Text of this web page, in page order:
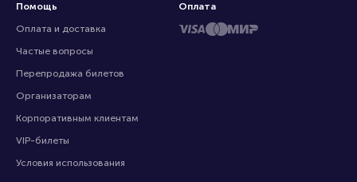
Помощь
Оплата и доставка
Частые вопросы
Перепродажа билетов
Организаторам
Корпоративным клиентам
VIP-билеты
Условия использования
Оплата